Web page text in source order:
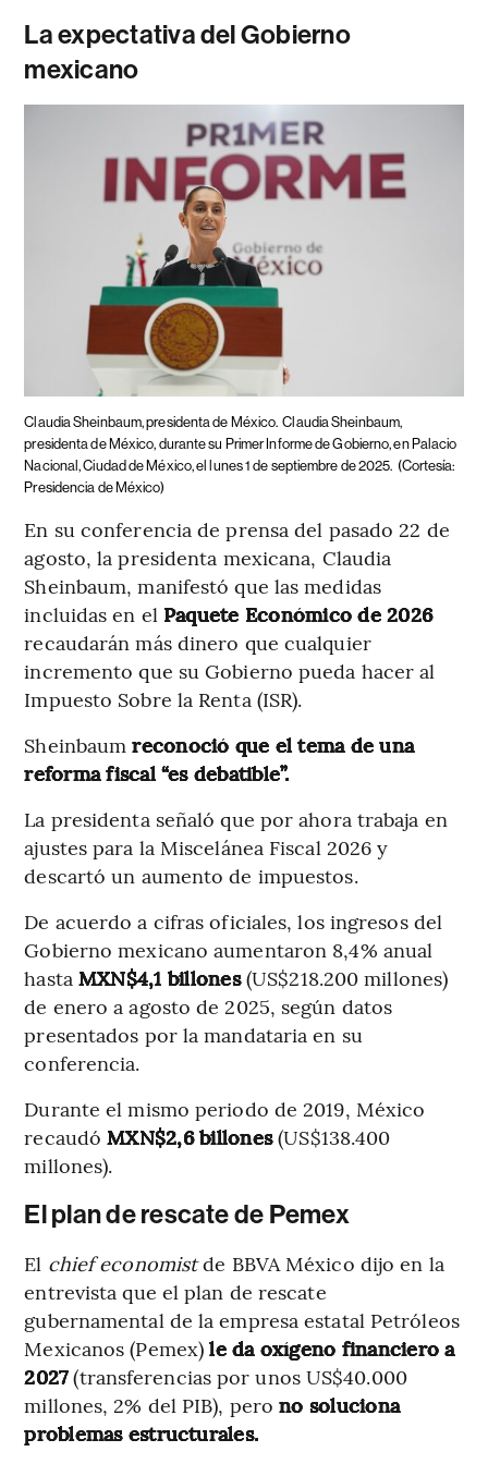
La expectativa del Gobierno
mexicano
Claudia Sheinbaum, presidenta de México. Claudia Sheinbaum,
presidenta de México, durante su Primer Informe de Gobierno, en Palacio
Nacional, Ciudad de México, el lunes 1 de septiembre de 2025. (Cortesía:
Presidencia de México)
En su conferencia de prensa del pasado 22 de
agosto, la presidenta mexicana, Claudia
Sheinbaum, manifestó que las medidas
incluidas en el Paquete Económico de 2026
recaudarán más dinero que cualquier
incremento que su Gobierno pueda hacer al
Impuesto Sobre la Renta (ISR).
Sheinbaumreconoció que el tema de una
reforma fiscal “es debatible”.
La presidenta señaló que por ahora trabaja en
ajustes para la Miscelánea Fiscal 2026 y
descartó un aumento de impuestos.
De acuerdo a cifras oficiales, los ingresos del
Gobierno mexicano aumentaron 8,4% anual
hasta MXN$4,1 billones(US$218.200 millones)
de enero a agosto de 2025, según datos
presentados por la mandataria en su
conferencia.
Durante el mismo periodo de 2019, México
recaudóMXN$2,6 billones(US$138.400
millones).
El plan de rescate de Pemex
El chief economistde BBVA México dijo en la
entrevista que el plan de rescate
gubernamental de la empresa estatal Petróleos
Mexicanos (Pemex) le da oxígeno financiero a
2027(transferencias por unos US$40.000
millones, 2% del PIB), perono soluciona
problemas estructurales.